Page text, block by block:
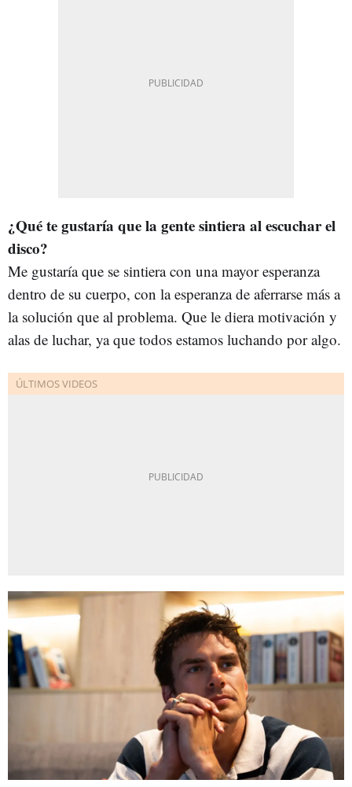
¿Qué te gustaría que la gente sintiera al escuchar el
disco?
Me gustaría que se sintiera con una mayor esperanza
dentro de su cuerpo, con la esperanza de aferrarse más a
la solución que al problema. Que le diera motivación y
alas de luchar, ya que todos estamos luchando por algo.